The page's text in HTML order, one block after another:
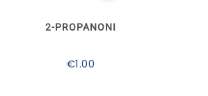
muunnelma.
valinnat
2-PROPANONI
€1.00